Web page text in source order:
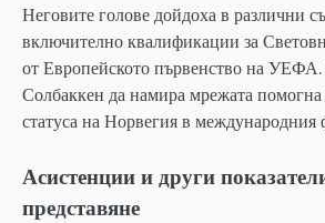
Неговите голове дойдоха в различни
включително квалификации за
от Европейското първенство на
Солбаккен да намира мрежата
статуса на Норвегия в международния
Асистенции и други
представяне